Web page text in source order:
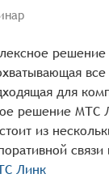
решение
для
решение МТС
из
Линк